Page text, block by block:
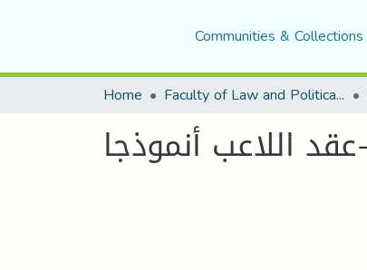
Communities & Collections
Home Faculty of Law and Political Science